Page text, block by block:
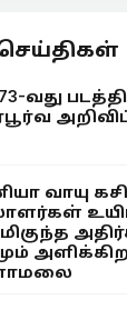
வது
வாயு